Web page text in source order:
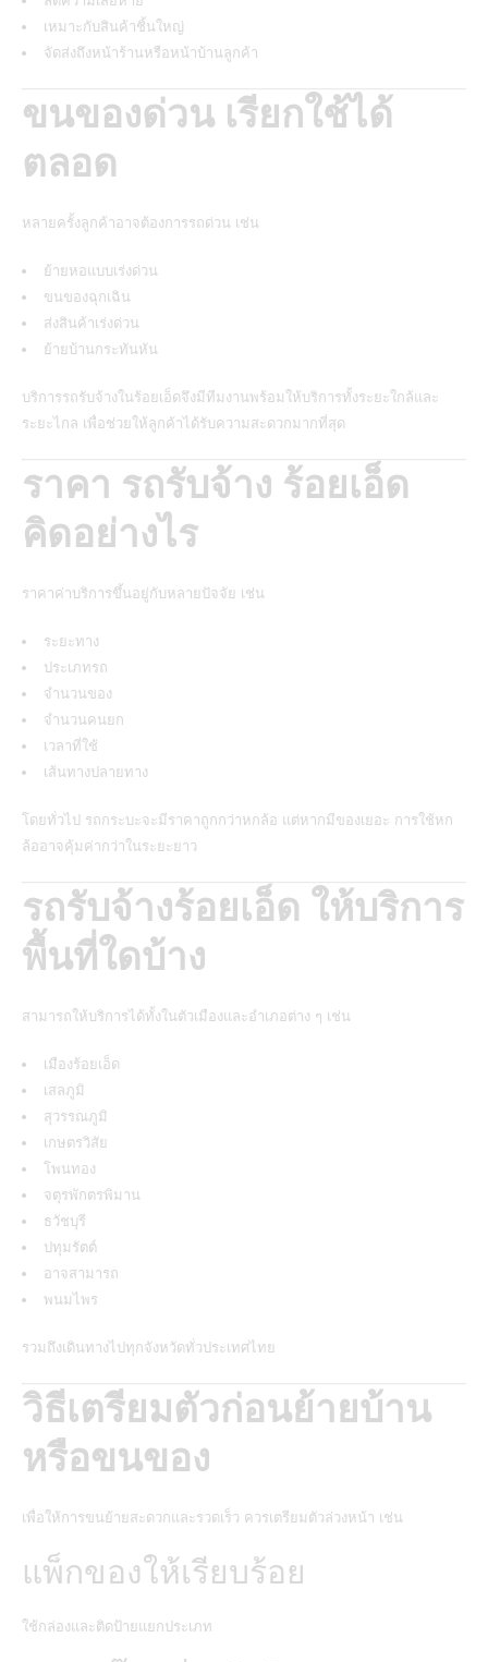
เหมาะกับสินค้าชิ้นใหญ่
จัดส่งถึงหน้าร้านหรือหน้าบ้านลูกค้า
ขนของด่วน เรียกใช้ได้
ตลอด
หลายครั้งลูกค้าอาจต้องการรถด่วน เช่น
ย้ายหอแบบเร่งด่วน
ขนของฉุกเฉิน
ส่งสินค้าเร่งด่วน
ย้ายบ้านกระทันหัน
บริการรถรับจ้างในร้อยเอ็ดจึงมีทีมงานพร้อมให้บริการทั้งระยะใกล้และ
ระยะไกล เพื่อช่วยให้ลูกค้าได้รับความสะดวกมากที่สุด
ราคา รถรับจ้าง ร้อยเอ็ด
คิดอย่างไร
ราคาค่าบริการขึ้นอยู่กับหลายปัจจัย เช่น
ระยะทาง
ประเภทรถ
จำนวนของ
จำนวนคนยก
เวลาที่ใช้
เส้นทางปลายทาง
โดยทั่วไป รถกระบะจะมีราคาถูกกว่าหกล้อ แต่หากมีของเยอะ การใช้หก
ล้ออาจคุ้มค่ากว่าในระยะยาว
รถรับจ้างร้อยเอ็ด ให้บริการ
พื้นที่ใดบ้าง
สามารถให้บริการได้ทั้งในตัวเมืองและอำเภอต่าง ๆ เช่น
เมืองร้อยเอ็ด
เสลภูมิ
สุวรรณภูมิ
เกษตรวิสัย
โพนทอง
จตุรพักตรพิมาน
ธวัชบุรี
ปทุมรัตต์
อาจสามารถ
พนมไพร
รวมถึงเดินทางไปทุกจังหวัดทั่วประเทศไทย
วิธีเตรียมตัวก่อนย้ายบ้าน
หรือขนของ
เพื่อให้การขนย้ายสะดวกและรวดเร็ว ควรเตรียมตัวล่วงหน้า เช่น
แพ็กของให้เรียบร้อย
ใช้กล่องและติดป้ายแยกประเภท